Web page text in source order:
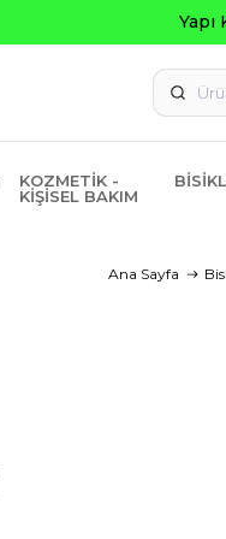
KOZMETIK -
KIŞISEL BAKIM
Ana Sayfa